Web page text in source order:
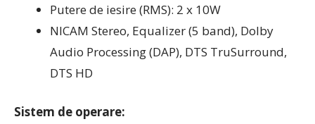
Putere de iesire (RMS): 2 x 10W
NICAM Stereo, Equalizer (5 band), Dolby
Audio Processing (DAP), DTS TruSurround,
DTS HD
Sistem de operare: